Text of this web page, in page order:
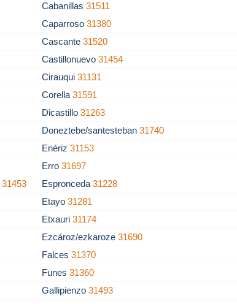
Cabanillas31511
Caparroso31380
Cascante31520
Castillonuevo31454
Cirauqui31131
Corella31591
Dicastillo31263
Doneztebe/santesteban31740
Enériz31153
Erro31697
31453 Espronceda31228
Etayo31281
Etxauri31174
Ezcároz/ezkaroze31690
Falces31370
Funes31360
Gallipienzo31493